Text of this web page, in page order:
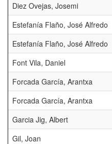
Diez Ovejas, Josemi
Estefanía Flaño, José Alfredo
Estefanía Flaño, José Alfredo
Font Vila, Daniel
Forcada García, Arantxa
Forcada García, Arantxa
Garcia Jig, Albert
Gil, Joan